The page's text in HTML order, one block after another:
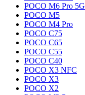
POCO M6 Pro 5G
POCO M5
POCO M4 Pro
POCO C75
POCO C65
POCO C55
POCO C40
POCO X3 NFC
POCO X3
POCO X2